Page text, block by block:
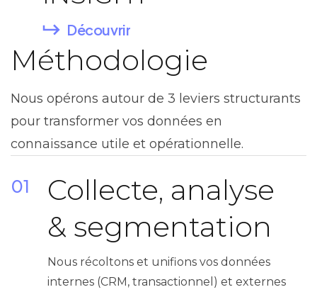
Découvrir
Méthodologie
Nous opérons autour de 3 leviers structurants
pour transformer vos données en
connaissance utile et opérationnelle.
01
Collecte, analyse
& segmentation
Nous récoltons et unifions vos données
internes (CRM, transactionnel) et externes